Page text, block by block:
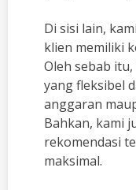
Di sisi lain,
klien memiliki
Oleh sebab
yang fleksibel
anggaran
Bahkan, kami
rekomendasi
maksimal.